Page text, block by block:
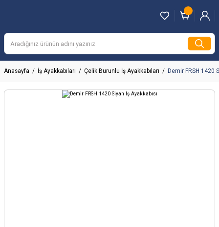
Anasayfa İş Ayakkabıları Çelik Burunlu İş Ayakkabıları Demir FRSH 1420